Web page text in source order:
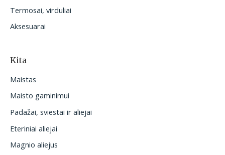
Termosai, virduliai
Aksesuarai
Kita
Maistas
Maisto gaminimui
Padažai, sviestai ir aliejai
Eteriniai aliejai
Magnio aliejus